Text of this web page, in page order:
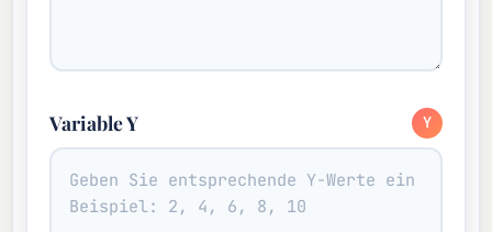
Variable Y Y